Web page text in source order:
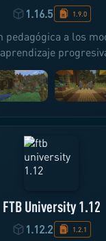
1.16.5 1.9.0
pedagógica a los
FTB University 1.12
1.12.2 1.2.1